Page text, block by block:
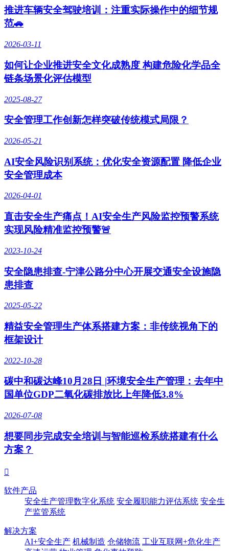
推进车辆安全驾驶培训：注重实际操作中的细节规
范🚗
2026-03-11
如何让企业推进安全文化成熟度 构建危险化学品全
链条场景化评估模型
2025-08-27
安全管理工作创新怎样突破传统模式局限？
2026-05-21
AI安全风险识别系统：优化安全资源配置 降低企业
安全管理成本
2026-04-01
直击安全生产痛点！AI安全生产风险监控预警系统
实现风险精准监控预警🚨
2023-10-24
安全隐患排查-宁津公路分中心开展交通安全设施隐
患排查
2025-05-22
精益安全管理生产体系搭建方案：非传统视角下的
框架设计
2022-10-28
碳中和碳达峰10月28日 |环境安全生产管理：去年中
国单位GDP二氧化碳排放比上年降低3.8%
2026-07-08
想要同步完成安全培训与智能巡检系统搭建有什么
方案？

软件产品
安全生产管理数字化系统 安全履职能力评估系统 安全生
产监管系统
解决方案
AI+安全生产 机械制造 仓储物流 工业互联网+危化生产